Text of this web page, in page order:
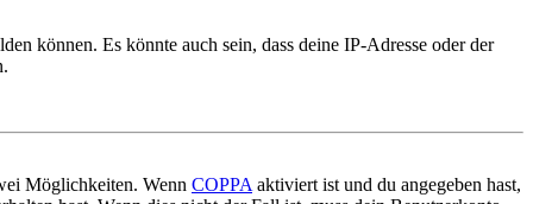
können. Es könnte auch sein, dass deine IP-Adresse oder der
Möglichkeiten. Wenn COPPA aktiviert ist und du angegeben hast,